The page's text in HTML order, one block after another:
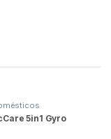
5in1 Gyro